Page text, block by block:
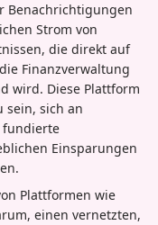
Benachrichtigungen
Strom von
die direkt auf
Finanzverwaltung
wird. Diese Plattform
sein, sich an
fundierte
Einsparungen
Plattformen wie
einen vernetzten,